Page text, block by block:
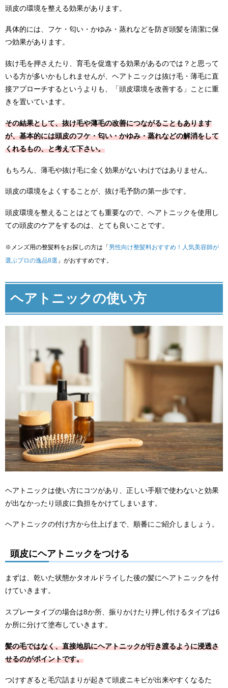
頭皮の環境を整える効果があります。
具体的には、フケ・匂い・かゆみ・蒸れなどを防ぎ頭髪を清潔に保
つ効果があります。
抜け毛を押さえたり、育毛を促進する効果があるのでは？と思って
いる方が多いかもしれませんが、ヘアトニックは抜け毛・薄毛に直
接アプローチするというよりも、「頭皮環境を改善する」ことに重
きを置いています。
その結果として、抜け毛や薄毛の改善につながることもあります
が、基本的には頭皮のフケ・匂い・かゆみ・蒸れなどの解消をして
くれるもの、と考えて下さい。
もちろん、薄毛や抜け毛に全く効果がないわけではありません。
頭皮の環境をよくすることが、抜け毛予防の第一歩です。
頭皮環境を整えることはとても重要なので、ヘアトニックを使用し
ての頭皮のケアをするのは、とても良いことです。
※メンズ用の整髪料をお探しの方は「 男性向け整髪料おすすめ！人気美容師が
選ぶプロの逸品8選 」がおすすめです。
ヘアトニックの使い方
ヘアトニックは使い方にコツがあり、正しい手順で使わないと効果
が出なかったり頭皮に負担をかけてしまいます。
ヘアトニックの付け方から仕上げまで、順番にご紹介しましょう。
頭皮にヘアトニックをつける
まずは、乾いた状態かタオルドライした後の髪にヘアトニックを付
けていきます。
スプレータイプの場合は8か所、振りかけたり押し付けるタイプは6
か所に分けて塗布していきます。
髪の毛ではなく、直接地肌にヘアトニックが行き渡るように浸透さ
せるのがポイントです。
つけすぎると毛穴詰まりが起きて頭皮ニキビが出来やすくなるた